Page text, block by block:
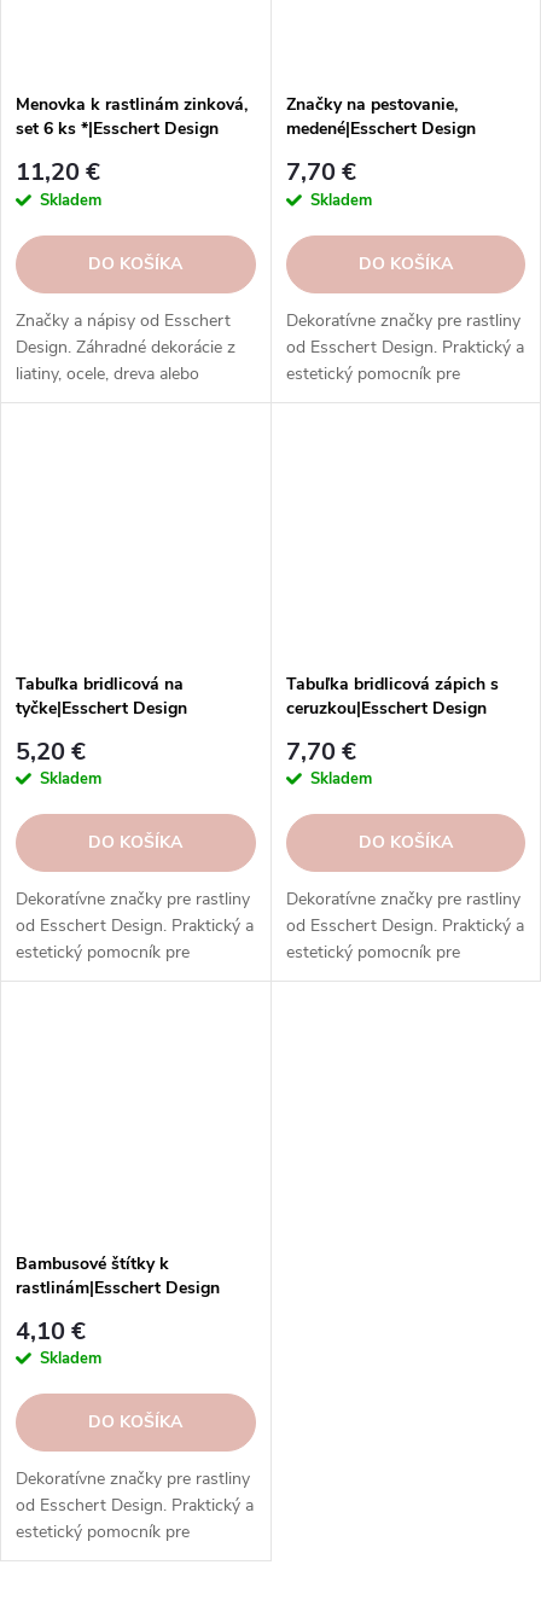
Menovka k rastlinám zinková,
set 6 ks *|Esschert Design
11,20 €
Skladem
DO KOŠÍKA
Značky a nápisy od Esschert
Design. Záhradné dekorácie z
liatiny, ocele, dreva alebo
bridlice. Objednajte si ešte
Značky na pestovanie,
medené|Esschert Design
7,70 €
Skladem
DO KOŠÍKA
Dekoratívne značky pre rastliny
od Esschert Design. Praktický a
estetický pomocník pre
každého nadšenca
Tabuľka bridlicová na
tyčke|Esschert Design
5,20 €
Skladem
DO KOŠÍKA
Dekoratívne značky pre rastliny
od Esschert Design. Praktický a
estetický pomocník pre
každého nadšenca
Tabuľka bridlicová zápich s
ceruzkou|Esschert Design
7,70 €
Skladem
DO KOŠÍKA
Dekoratívne značky pre rastliny
od Esschert Design. Praktický a
estetický pomocník pre
každého nadšenca
Bambusové štítky k
rastlinám|Esschert Design
4,10 €
Skladem
DO KOŠÍKA
Dekoratívne značky pre rastliny
od Esschert Design. Praktický a
estetický pomocník pre
každého nadšenca